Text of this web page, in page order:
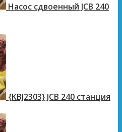
Насос сдвоенный JCB 240
{KBJ2303} JCB 240 станция